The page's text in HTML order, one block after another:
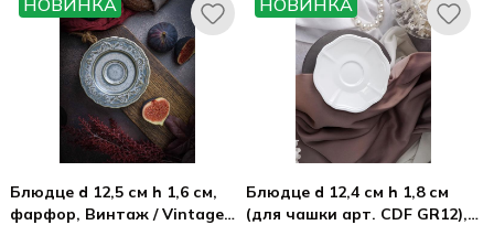
НОВИНКА
Блюдце d 12,5 см h 1,6 см,
фарфор, Винтаж / Vintage
НОВИНКА
Блюдце d 12,4 см h 1,8 см
(для чашки арт. CDF GR12),